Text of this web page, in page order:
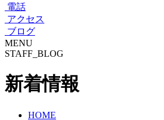
電話
アクセス
ブログ
MENU
STAFF_BLOG
新着情報
HOME